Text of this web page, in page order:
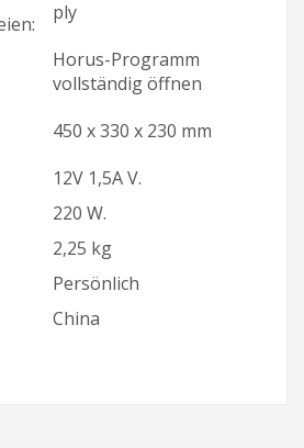
ply
Horus-Programm
vollständig öffnen
450 x 330 x 230 mm
12V 1,5A V.
220 W.
2,25 kg
Persönlich
China